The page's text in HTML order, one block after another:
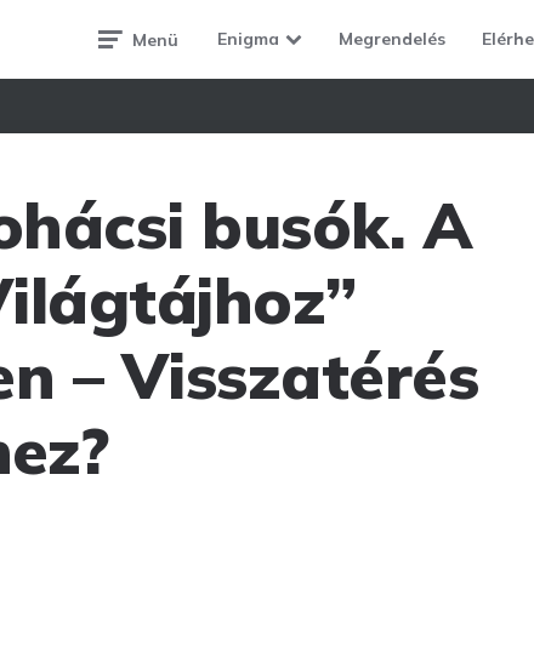
Menü Enigma Megrendelés
busók. A
– Visszatérés